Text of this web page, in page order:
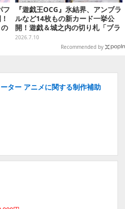
フ
『遊戯王OCG』氷結界、アンブラ
ルなど14枚もの新カード一挙公
開！遊戯＆城之内の切り札「ブラ
ック・デーモンズ・ドラゴン」も
新たな装いで登場
2026.7.10
Recommended by
ター アニメに関する制作補助